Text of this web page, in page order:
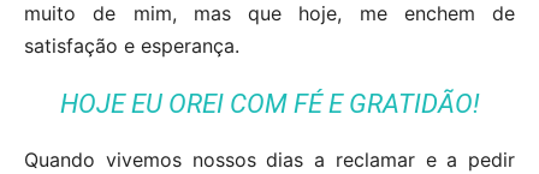
muito de mim, mas que hoje, me enchem de
satisfação e esperança.
HOJE EU OREI COM FÉ E GRATIDÃO!
Quando vivemos nossos dias a reclamar e a pedir